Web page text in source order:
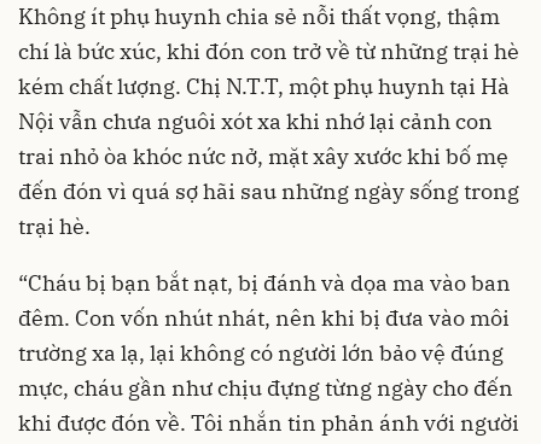
Không ít phụ huynh chia sẻ nỗi thất vọng, thậm
chí là bức xúc, khi đón con trở về từ những trại hè
kém chất lượng. Chị N.T.T, một phụ huynh tại Hà
Nội vẫn chưa nguôi xót xa khi nhớ lại cảnh con
trai nhỏ òa khóc nức nở, mặt xây xước khi bố mẹ
đến đón vì quá sợ hãi sau những ngày sống trong
trại hè.
“Cháu bị bạn bắt nạt, bị đánh và dọa ma vào ban
đêm. Con vốn nhút nhát, nên khi bị đưa vào môi
trường xa lạ, lại không có người lớn bảo vệ đúng
mực, cháu gần như chịu đựng từng ngày cho đến
khi được đón về. Tôi nhắn tin phản ánh với người